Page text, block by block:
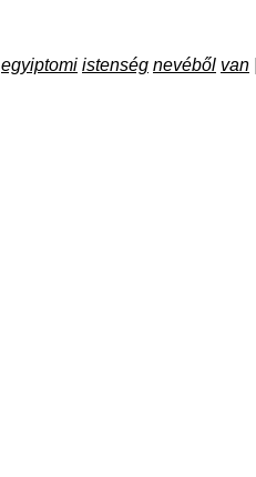
egyiptomi istenség nevéből van